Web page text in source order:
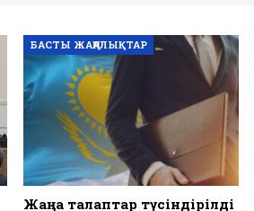
БАСТЫ ЖАҢАЛЫҚТАР
Жаңа талаптар түсіндірілді